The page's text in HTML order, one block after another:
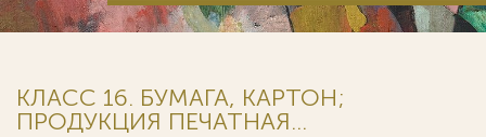
КЛАСС 16. БУМАГА, КАРТОН;
ПРОДУКЦИЯ ПЕЧАТНАЯ...